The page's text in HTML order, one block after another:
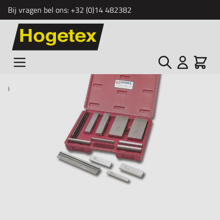
Bij vragen bel ons: +32 (0)14 482382
Ga naar de inhoud
Zoek Cart
Home Parallelvlakstukkenset VP-100